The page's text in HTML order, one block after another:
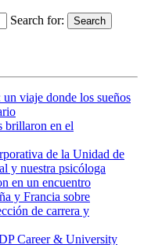
Search for:
Search
viaje donde los sueños
brillaron en el
de la Unidad de
y nuestra psicóloga
en un encuentro
y Francia sobre
de carrera y
Career & University